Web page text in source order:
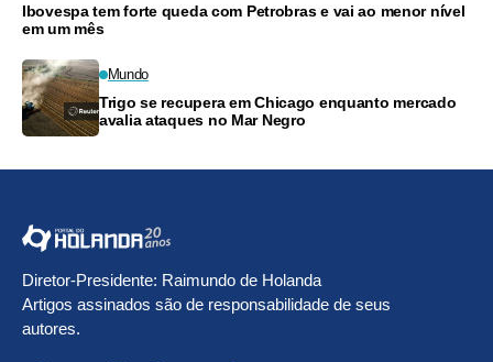
Ibovespa tem forte queda com Petrobras e vai ao menor nível
em um mês
Mundo
Trigo se recupera em Chicago enquanto mercado
avalia ataques no Mar Negro
Diretor-Presidente: Raimundo de Holanda
Artigos assinados são de responsabilidade de seus
autores.